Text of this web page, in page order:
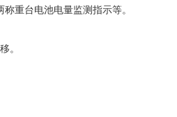
重台电池电量监测指示等。
。